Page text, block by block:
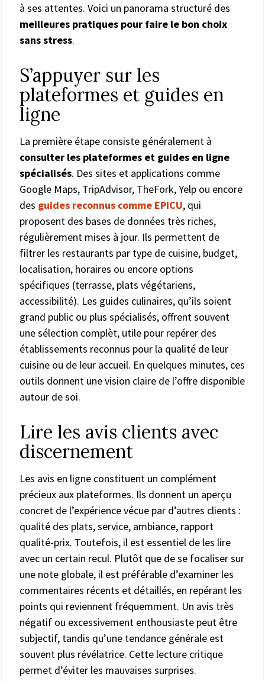
à ses attentes. Voici un panorama structuré des
meilleures pratiques pour faire le bon choix
sans stress.
S’appuyer sur les
plateformes et guides en
ligne
La première étape consiste généralement à
consulter les plateformes et guides en ligne
spécialisés. Des sites et applications comme
Google Maps, TripAdvisor, TheFork, Yelp ou encore
des guides reconnus comme EPICU, qui
proposent des bases de données très riches,
régulièrement mises à jour. Ils permettent de
filtrer les restaurants par type de cuisine, budget,
localisation, horaires ou encore options
spécifiques (terrasse, plats végétariens,
accessibilité). Les guides culinaires, qu’ils soient
grand public ou plus spécialisés, offrent souvent
une sélection complèt, utile pour repérer des
établissements reconnus pour la qualité de leur
cuisine ou de leur accueil. En quelques minutes, ces
outils donnent une vision claire de l’offre disponible
autour de soi.
Lire les avis clients avec
discernement
Les avis en ligne constituent un complément
précieux aux plateformes. Ils donnent un aperçu
concret de l’expérience vécue par d’autres clients :
qualité des plats, service, ambiance, rapport
qualité-prix. Toutefois, il est essentiel de les lire
avec un certain recul. Plutôt que de se focaliser sur
une note globale, il est préférable d’examiner les
commentaires récents et détaillés, en repérant les
points qui reviennent fréquemment. Un avis très
négatif ou excessivement enthousiaste peut être
subjectif, tandis qu’une tendance générale est
souvent plus révélatrice. Cette lecture critique
permet d’éviter les mauvaises surprises.